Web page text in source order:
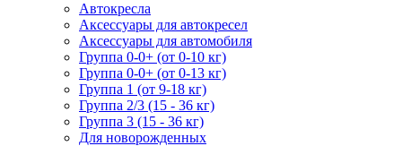
Автокресла
Аксессуары для автокресел
Аксессуары для автомобиля
Группа 0-0+ (от 0-10 кг)
Группа 0-0+ (от 0-13 кг)
Группа 1 (от 9-18 кг)
Группа 2/3 (15 - 36 кг)
Группа 3 (15 - 36 кг)
Для новорожденных